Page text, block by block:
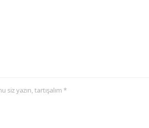
yazın, tartışalım *